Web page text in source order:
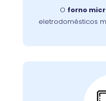
O forno
eletrodomésticos